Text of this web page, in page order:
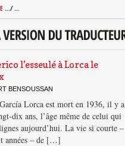
.../ ...
l’esseulé à Lorca le
BENSOUSSAN
Lorca est mort en 1936, il y a
dix ans, l’âge même de celui qui
aujourd’hui. La vie si courte –
années – de […]